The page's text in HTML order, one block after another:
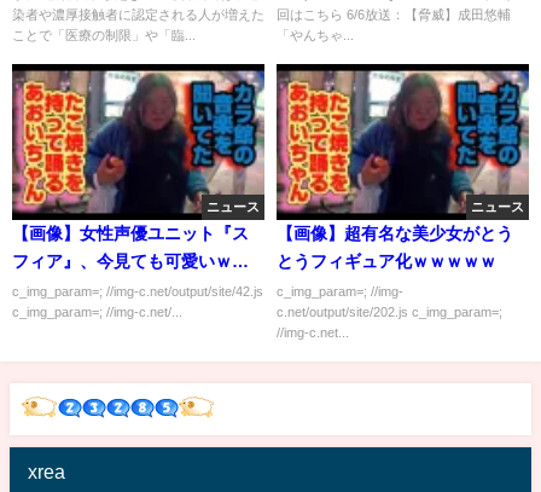
染者や濃厚接触者に認定される人が増えた
ことで「医療の制限」や「臨...
回はこちら 6/6放送：【脅威】成田悠輔
「やんちゃ...
ニュース
【画像】女性声優ユニット『ス
フィア』、今見ても可愛いｗｗ
ｗｗｗｗｗ
c_img_param=; //img-c.net/output/site/42.js
c_img_param=; //img-c.net/...
ニュース
【画像】超有名な美少女がとう
とうフィギュア化ｗｗｗｗｗ
c_img_param=; //img-
c.net/output/site/202.js c_img_param=;
//img-c.net...
xrea